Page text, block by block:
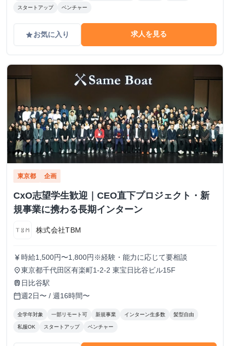
スタートアップ ベンチャー
gradeお気に入り 求人を見る
東京都 企画
CxO志望学生歓迎｜CEO直下プロジェクト・新
規事業に携わる長期インターン
株式会社TBM
currency_yen 時給1,500円〜1,800円※経験・能力に応じて要相談
place東京都千代田区有楽町1-2-2 東宝日比谷ビル15F
train 日比谷駅
calendar_today週2日〜 / 週16時間〜
全学年対象 一部リモート可 新規事業 インターン生多数 髪型自由
私服OK スタートアップ ベンチャー